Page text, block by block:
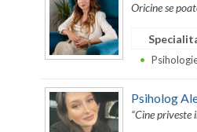
Oricine se
Psiholog
“Cine priveste